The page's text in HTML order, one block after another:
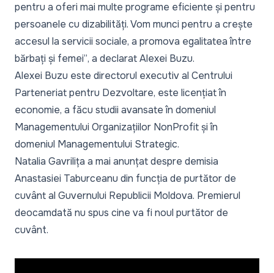
pentru a oferi mai multe programe eficiente și pentru
persoanele cu dizabilități. Vom munci pentru a crește
accesul la servicii sociale, a promova egalitatea între
bărbați și femei”, a declarat Alexei Buzu.
Alexei Buzu este directorul executiv al Centrului
Parteneriat pentru Dezvoltare, este licențiat în
economie, a făcu studii avansate în domeniul
Managementului Organizațiilor NonProfit și în
domeniul Managementului Strategic.
Natalia Gavrilița a mai anunțat despre demisia
Anastasiei Taburceanu din funcția de purtător de
cuvânt al Guvernului Republicii Moldova. Premierul
deocamdată nu spus cine va fi noul purtător de
cuvânt.